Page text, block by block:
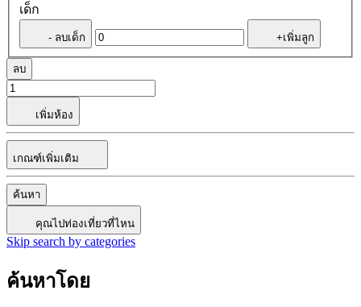
เด็ก
- ลบเด็ก +เพิ่มลูก
ลบ
เพิ่มห้อง
เกณฑ์เพิ่มเติม
ค้นหา
คุณไปท่องเที่ยวที่ไหน
Skip search by categories
ค้นหาโดย